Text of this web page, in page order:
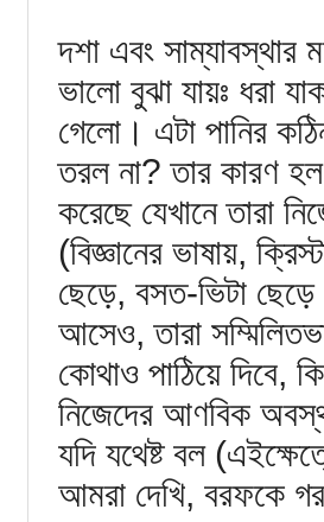
দশা এবং
ভালো বুঝা যায়ঃ ধরা
গেলো। এটা পানির
তরল না? তার কারণ
করেছে যেখানে তারা
(বিজ্ঞানের ভাষায়,
ছেড়ে, বসত-ভিটা
আসেও, তারা
কোথাও পাঠিয়ে দিবে,
নিজেদের আণবিক
যদি যথেষ্ট বল
আমরা দেখি, বরফকে